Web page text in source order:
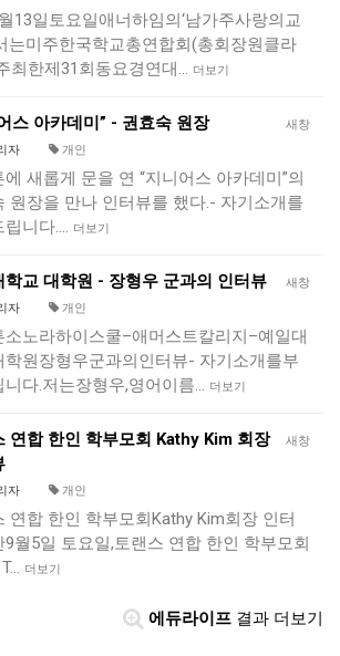
13일토요일애너하임의‘남가주사랑의교
는미주한국학교총연합회(총회장원클라
최한제31회동요경연대… 더보기
새창
스 아카데미” - 권효숙 원장
자 개인
에 새롭게 문을 연 “지니어스 아카데미”의
원장을 만나 인터뷰를 했다.- 자기소개를
립니다.… 더보기
새창
학교 대학원 - 장형우 군과의 인터뷰
자 개인
소노라하이스쿨–애머스트칼리지–예일대
학원장형우군과의인터뷰- 자기소개를부
니다.저는장형우,영어이름… 더보기
새창
연합 한인 학부모회 Kathy Kim 회장
자 개인
연합 한인 학부모회Kathy Kim회장 인터
9월5일 토요일,토랜스 연합 한인 학부모회
더보기
에듀라이프 결과 더보기